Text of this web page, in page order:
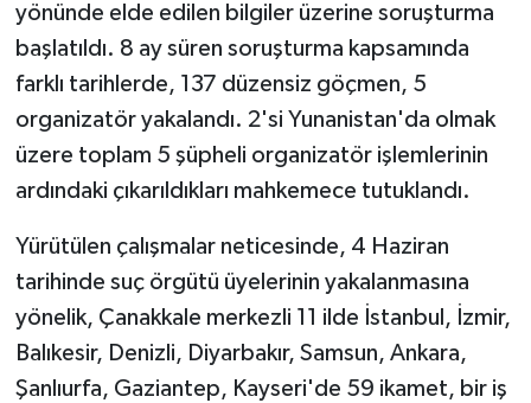
yönünde elde edilen bilgiler üzerine soruşturma
başlatıldı. 8 ay süren soruşturma kapsamında
farklı tarihlerde, 137 düzensiz göçmen, 5
organizatör yakalandı. 2'si Yunanistan'da olmak
üzere toplam 5 şüpheli organizatör işlemlerinin
ardındaki çıkarıldıkları mahkemece tutuklandı.
Yürütülen çalışmalar neticesinde, 4 Haziran
tarihinde suç örgütü üyelerinin yakalanmasına
yönelik, Çanakkale merkezli 11 ilde İstanbul, İzmir,
Balıkesir, Denizli, Diyarbakır, Samsun, Ankara,
Şanlıurfa, Gaziantep, Kayseri'de 59 ikamet, bir iş